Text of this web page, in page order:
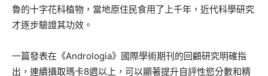
魯的十字花科植物，當地原住民食用了上千年，近代科學研究
才逐步驗證其功效。
一篇發表在《Andrologia》國際學術期刊的回顧研究明確指
出，連續攝取瑪卡8週以上，可以顯著提升自評性慾分數和精